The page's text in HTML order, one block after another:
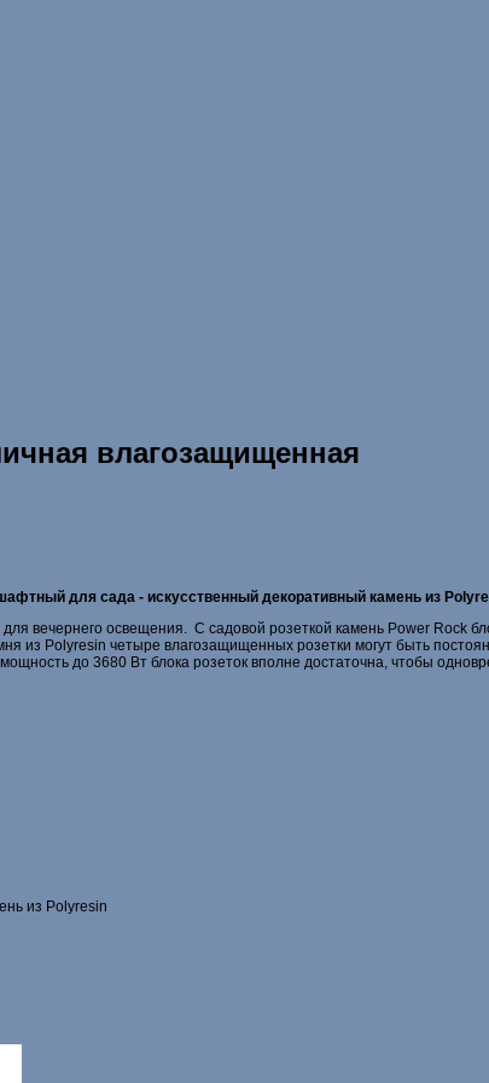
влагозащищенная
для сада - искусственный декоративный камень из
вечернего освещения. С садовой розеткой камень Power Rock
из Polyresin четыре влагозащищенных розетки могут быть
до 3680 Вт блока розеток вполне достаточна, чтобы
из Polyresin